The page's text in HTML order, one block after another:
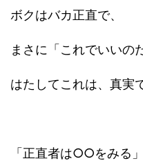
ボクはバカ正直で、
まさに「これでいいの
はたしてこれは、真実
「正直者は○○をみる